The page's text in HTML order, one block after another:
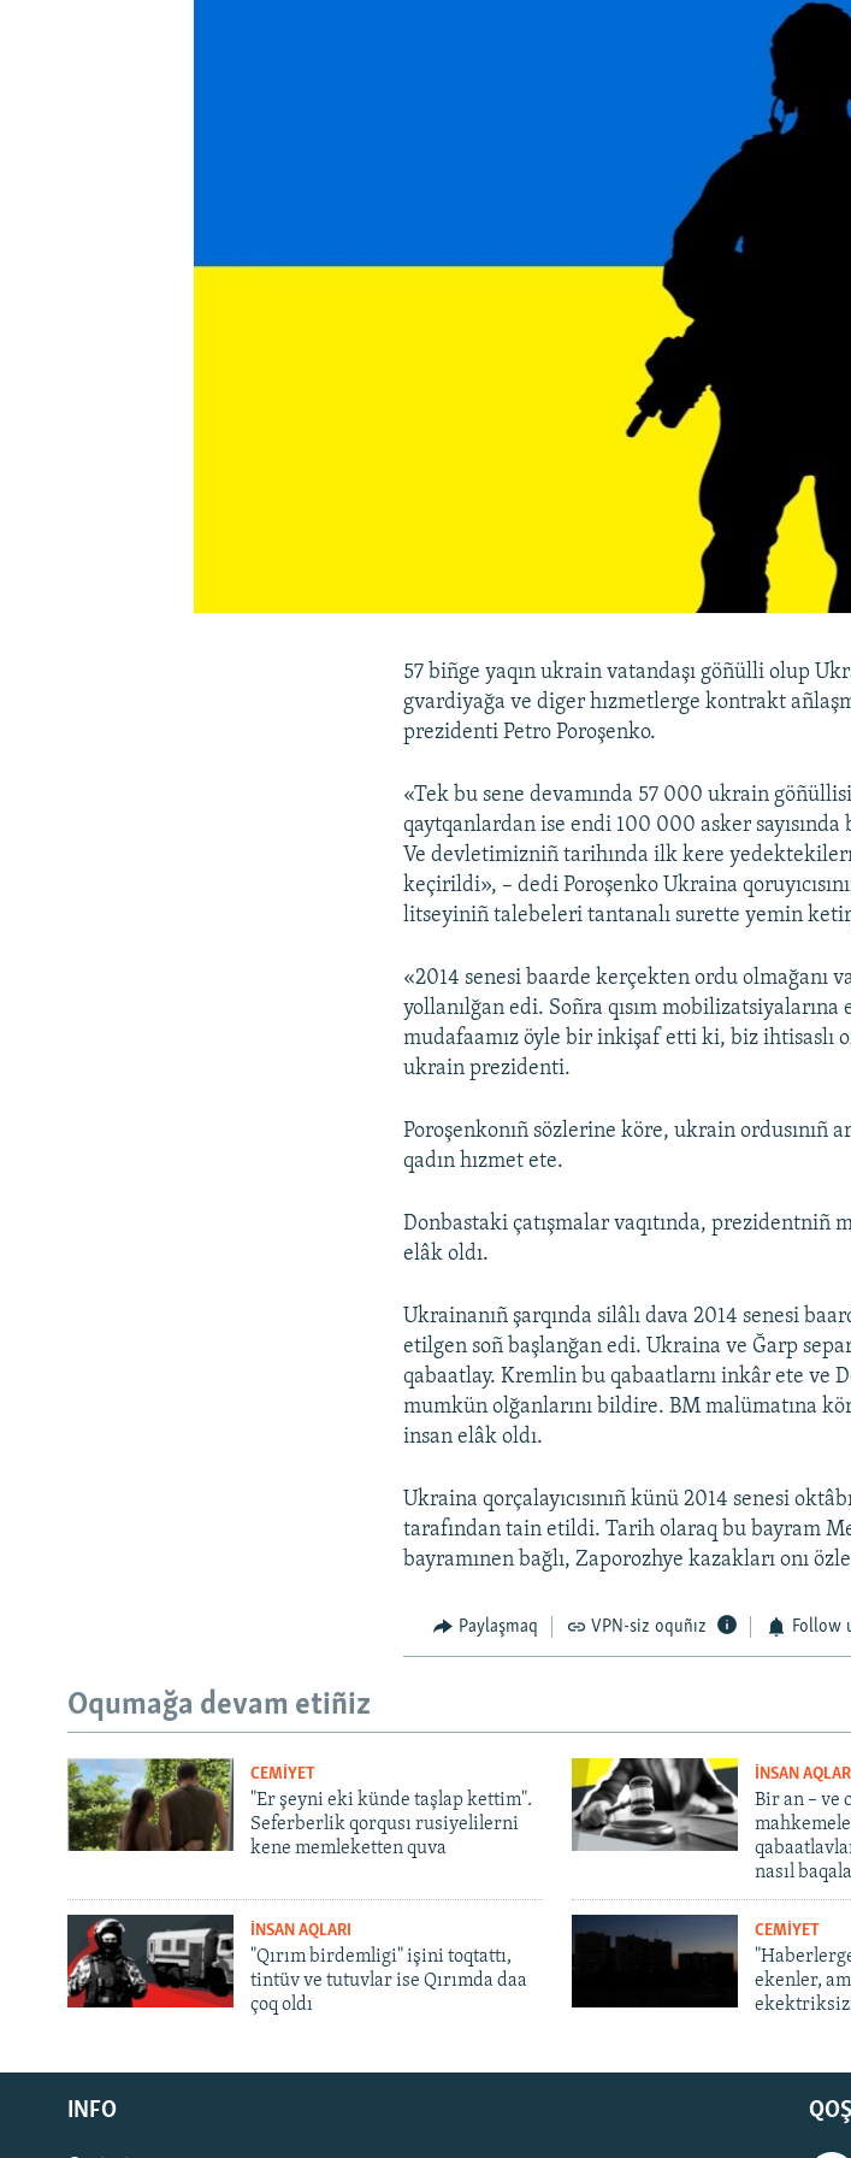
Русский
Українською
57 biñge yaqın ukrain vatandaşı göñülli olup
gvardiyağa ve diger hızmetlerge kontrakt
prezidenti Petro Poroşenko.
«Tek bu sene devamında 57 000 ukrain
qaytqanlardan ise endi 100 000 asker
Ve devletimizniñ tarihında ilk kere
keçirildi», – dedi Poroşenko Ukraina
litseyiniñ talebeleri tantanalı surette yemin
«2014 senesi baarde kerçekten ordu olmağanı
yollanılğan edi. Soñra qısım
mudafaamız öyle bir inkişaf etti ki, biz ihtisaslı
ukrain prezidenti.
Poroşenkonıñ sözlerine köre, ukrain
qadın hızmet ete.
Donbastaki çatışmalar vaqıtında, prezidentniñ
elâk oldı.
Ukrainanıñ şarqında silâlı dava 2014 senesi
etilgen soñ başlanğan edi. Ukraina ve Ğarp
qabaatlay. Kremlin bu qabaatlarnı inkâr ete ve
mumkün olğanlarını bildire. BM malümatına
insan elâk oldı.
Ukraina qorçalayıcısınıñ künü 2014 senesi
tarafından tain etildi. Tarih olaraq bu bayram
bayramınen bağlı, Zaporozhye kazakları onı
Paylaşmaq VPN-siz oquñız Follow
Oqumağa devam etiñiz
CEMİYET
"Er şeyni eki künde taşlap kettim".
Seferberlik qorqusı rusiyelilerni
kene memleketten quva
İNSAN AQLARI
Bir an – ve
nasıl
İNSAN AQLARI
"Qırım birdemligi" işini toqtattı,
tintüv ve tutuvlar ise Qırımda daa
çoq oldı
CEMİYET
ekenler,
INFO